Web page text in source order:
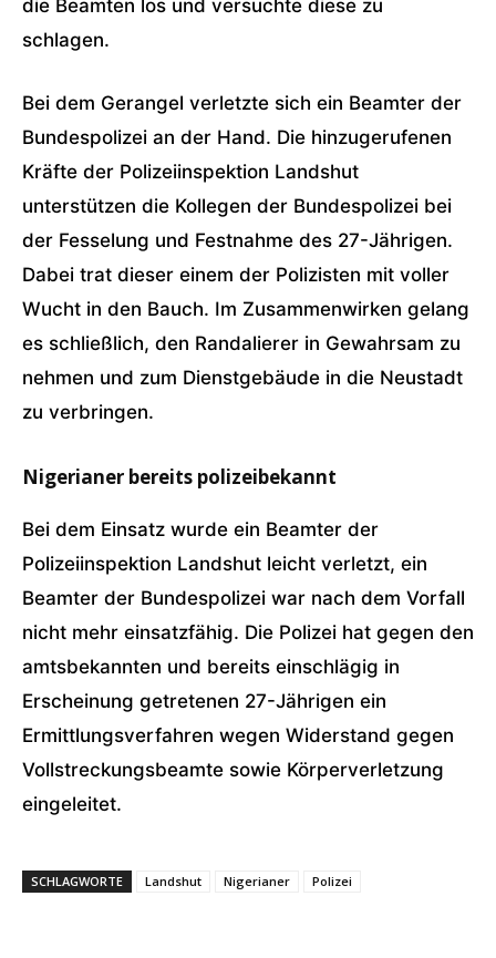
die Beamten los und versuchte diese zu
schlagen.
Bei dem Gerangel verletzte sich ein Beamter der
Bundespolizei an der Hand. Die hinzugerufenen
Kräfte der Polizeiinspektion Landshut
unterstützen die Kollegen der Bundespolizei bei
der Fesselung und Festnahme des 27-Jährigen.
Dabei trat dieser einem der Polizisten mit voller
Wucht in den Bauch. Im Zusammenwirken gelang
es schließlich, den Randalierer in Gewahrsam zu
nehmen und zum Dienstgebäude in die Neustadt
zu verbringen.
Nigerianer bereits polizeibekannt
Bei dem Einsatz wurde ein Beamter der
Polizeiinspektion Landshut leicht verletzt, ein
Beamter der Bundespolizei war nach dem Vorfall
nicht mehr einsatzfähig. Die Polizei hat gegen den
amtsbekannten und bereits einschlägig in
Erscheinung getretenen 27-Jährigen ein
Ermittlungsverfahren wegen Widerstand gegen
Vollstreckungsbeamte sowie Körperverletzung
eingeleitet.
SCHLAGWORTE Landshut Nigerianer Polizei